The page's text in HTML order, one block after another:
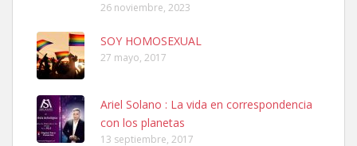
Ninfa perdida
El día 5 se los perdió una ninfa papillera, asustada tiene miedo a la
26 noviembre, 2023
SOY HOMOSEXUAL
27 mayo, 2017
Ariel Solano : La vida en correspondencia
con los planetas
13 septiembre, 2017